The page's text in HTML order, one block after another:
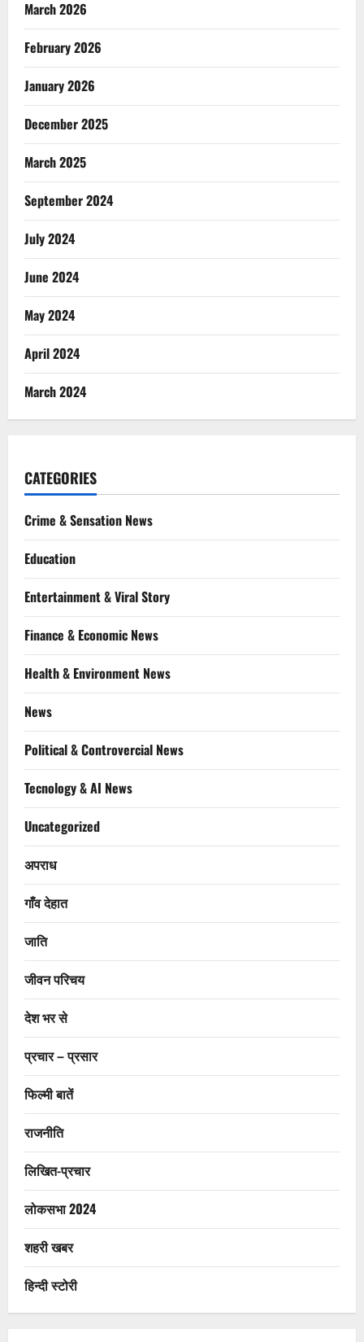
March 2026
February 2026
January 2026
December 2025
March 2025
September 2024
July 2024
June 2024
May 2024
April 2024
March 2024
CATEGORIES
Crime & Sensation News
Education
Entertainment & Viral Story
Finance & Economic News
Health & Environment News
News
Political & Controvercial News
Tecnology & AI News
Uncategorized
अपराध
गाँव देहात
जाति
जीवन परिचय
देश भर से
प्रचार – प्रसार
फिल्मी बातें
राजनीति
लिखित-प्रचार
लोकसभा 2024
शहरी खबर
हिन्दी स्टोरी